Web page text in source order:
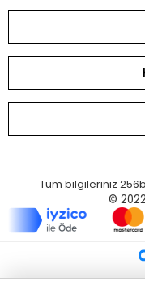
Tüm bilgileriniz
© 2022